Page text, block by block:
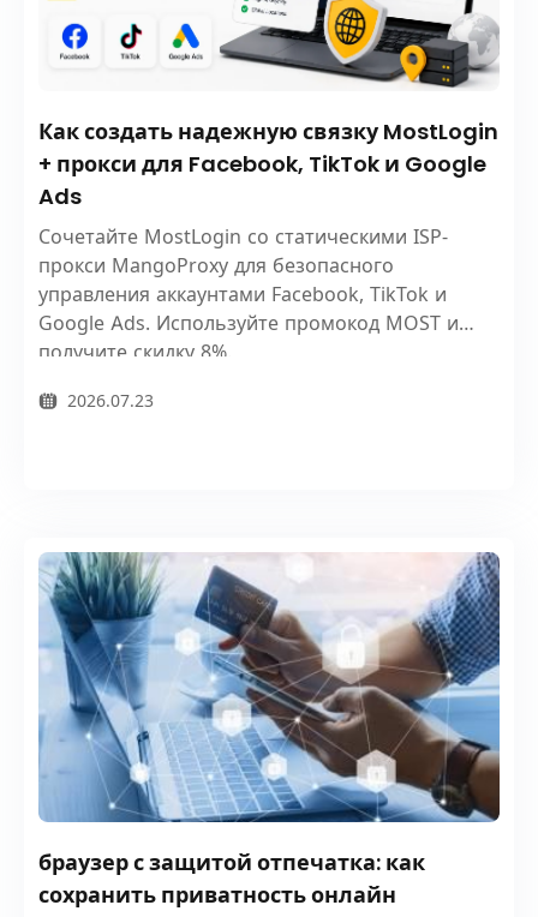
Как создать надежную связку MostLogin
+ прокси для Facebook, TikTok и Google
Ads
Сочетайте MostLogin со статическими ISP-
прокси MangoProxy для безопасного
управления аккаунтами Facebook, TikTok и
Google Ads. Используйте промокод MOST и
получите скидку 8%.
2026.07.23
браузер с защитой отпечатка: как
сохранить приватность онлайн